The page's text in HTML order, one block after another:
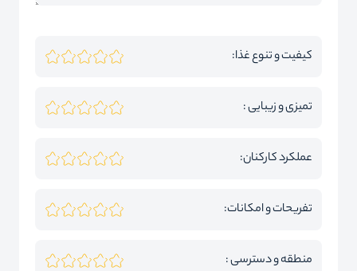
کیفیت و تنوع غذا:
تمیزی و زیبایی :
عملکرد کارکنان:
تفریحات و امکانات:
منطقه و دسترسی :